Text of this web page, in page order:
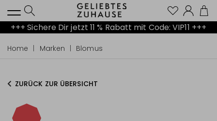
+++ Sichere Dir jetzt 11 % Rabatt mit Code: VIP11 +++
Home Marken Blomus
ZURÜCK ZUR ÜBERSICHT